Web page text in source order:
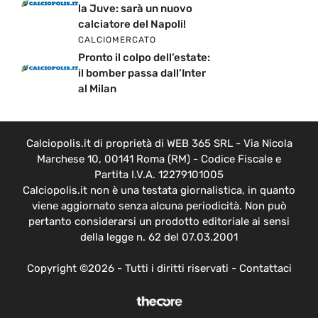
la Juve: sarà un nuovo
calciatore del Napoli!
CALCIOMERCATO
Pronto il colpo dell’estate:
il bomber passa dall’Inter
al Milan
Calciopolis.it di proprietà di WEB 365 SRL - Via Nicola
Marchese 10, 00141 Roma (RM) - Codice Fiscale e
Partita I.V.A. 12279101005
Calciopolis.it non è una testata giornalistica, in quanto
viene aggiornato senza alcuna periodicità. Non può
pertanto considerarsi un prodotto editoriale ai sensi
della legge n. 62 del 07.03.2001
Copyright ©2026 - Tutti i diritti riservati - Contattaci